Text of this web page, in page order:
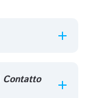
Contatto